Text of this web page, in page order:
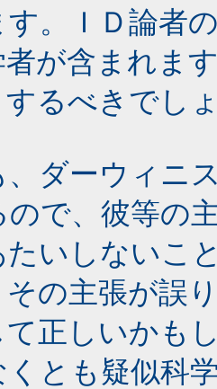
。ＩＤ論者
が含まれま
するべきでし
ダーウィニ
で、彼等の
いしないこ
の主張が誤
て正しいかも
くとも疑似科